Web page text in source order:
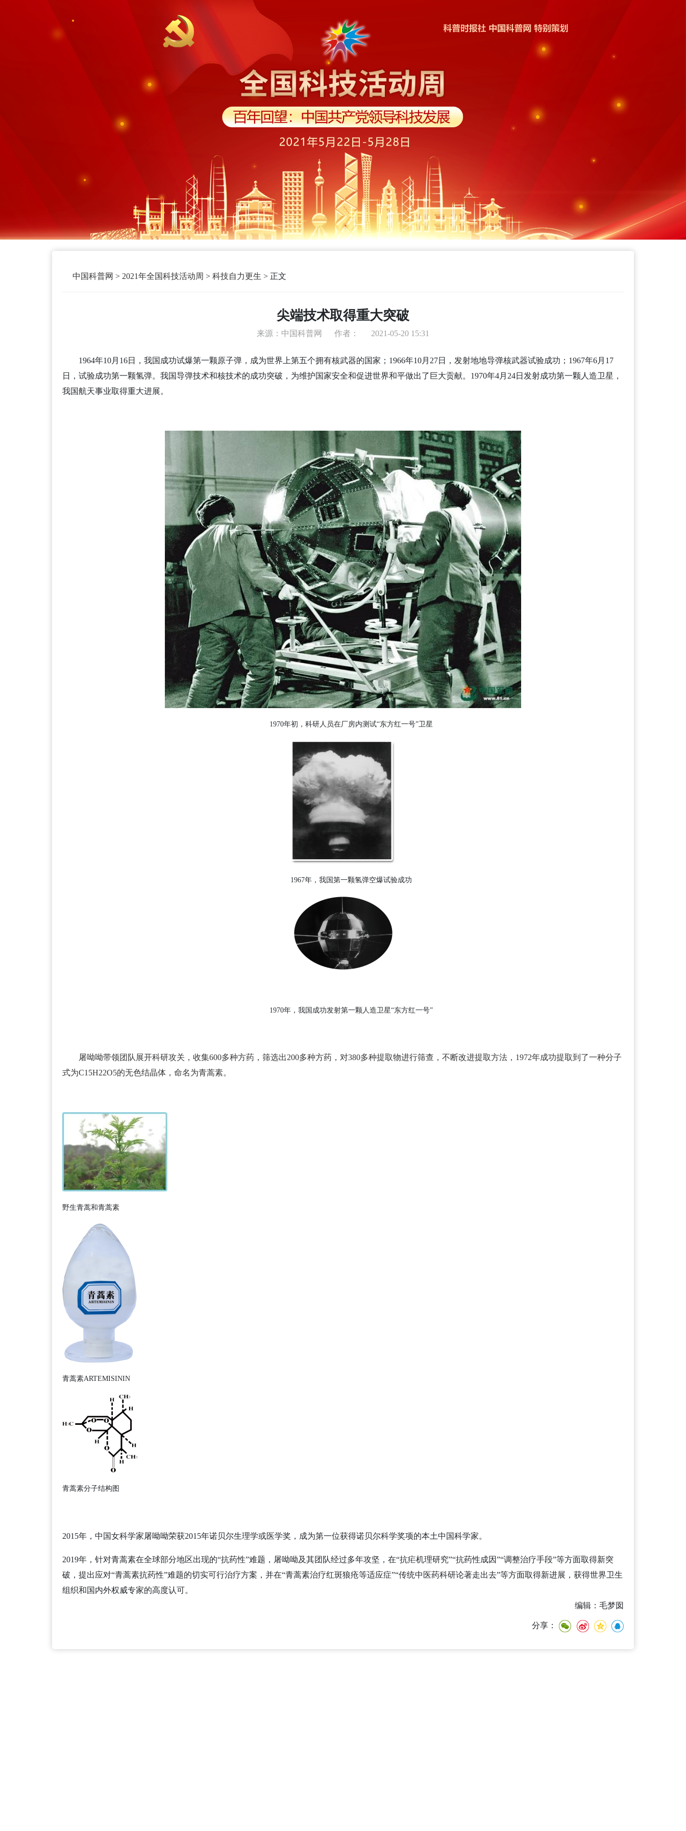
中国科普网 > 2021年全国科技活动周 > 科技自力更生 > 正文
尖端技术取得重大突破
来源：中国科普网 作者： 2021-05-20 15:31
1964年10月16日，我国成功试爆第一颗原子弹，成为世界上第五个拥有核武器的国家；1966年10月27日，发射地地导弹核武器试验成功；1967年6月17
日，试验成功第一颗氢弹。我国导弹技术和核技术的成功突破，为维护国家安全和促进世界和平做出了巨大贡献。1970年4月24日发射成功第一颗人造卫星，
我国航天事业取得重大进展。
1970年初，科研人员在厂房内测试“东方红一号”卫星
1967年，我国第一颗氢弹空爆试验成功
1970年，我国成功发射第一颗人造卫星“东方红一号”
屠呦呦带领团队展开科研攻关，收集600多种方药，筛选出200多种方药，对380多种提取物进行筛查，不断改进提取方法，1972年成功提取到了一种分子
式为C15H22O5的无色结晶体，命名为青蒿素。
野生青蒿和青蒿素
青蒿素ARTEMISININ
青蒿素分子结构图
2015年，中国女科学家屠呦呦荣获2015年诺贝尔生理学或医学奖，成为第一位获得诺贝尔科学奖项的本土中国科学家。
2019年，针对青蒿素在全球部分地区出现的“抗药性”难题，屠呦呦及其团队经过多年攻坚，在“抗疟机理研究”“抗药性成因”“调整治疗手段”等方面取得新突
破，提出应对“青蒿素抗药性”难题的切实可行治疗方案，并在“青蒿素治疗红斑狼疮等适应症”“传统中医药科研论著走出去”等方面取得新进展，获得世界卫生
组织和国内外权威专家的高度认可。
编辑：毛梦囡
分享：